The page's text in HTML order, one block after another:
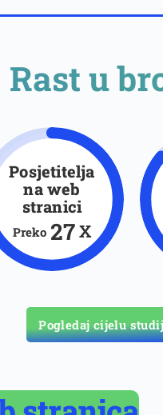
Rast u
Posjetitelja
na web
stranici
Preko 28X
Pogledaj cijelu